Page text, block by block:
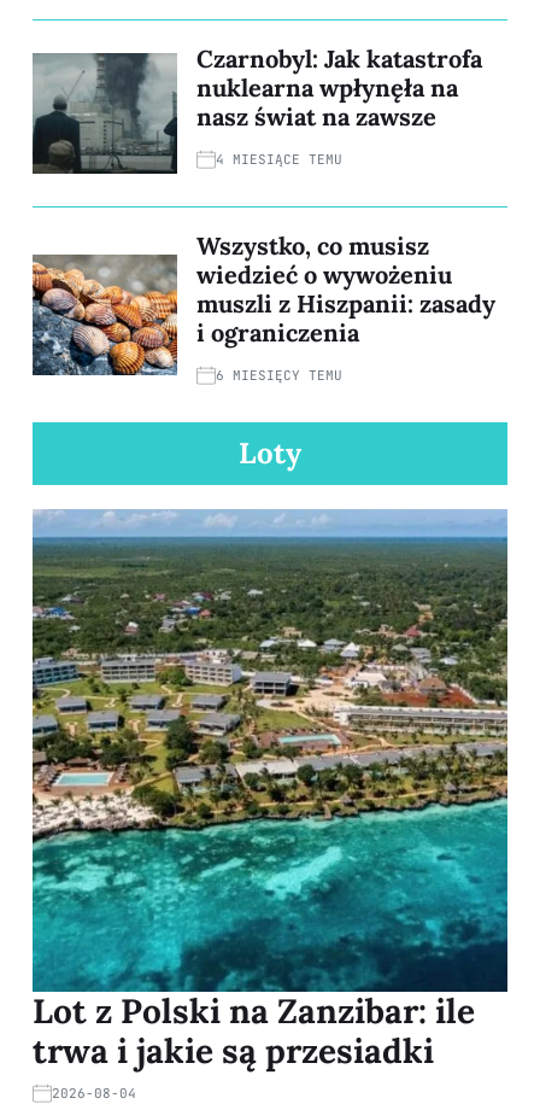
Czarnobyl: Jak katastrofa
nuklearna wpłynęła na
nasz świat na zawsze
4 MIESIĄCE TEMU
Wszystko, co musisz
wiedzieć o wywożeniu
muszli z Hiszpanii: zasady
i ograniczenia
6 MIESIĘCY TEMU
Loty
Lot z Polski na Zanzibar: ile
trwa i jakie są przesiadki
2026-08-04